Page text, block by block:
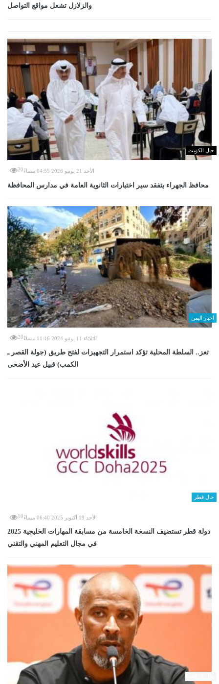
والزلازل تشعل مواقع التواصل
حال الكويت
الأحد 21 يونيو 2026 04:55 مساءً 20
محافظ الجهراء يتفقد سير اختبارات الثانوية العامة في مدارس المحافظة
اخبار اليمن
الثلاثاء 11 يونيو 2024 11:16 مساءً 20
تعز.. السلطة المحلية تؤكد استمرار التجهيزات لفتح طريق (جولة القصر ـ
الكمب) قبيل عيد الأضحى
حال قطر
الأحد 19 أكتوبر 2025 06:40 مساءً 10
دولة قطر تستضيف النسخة الخامسة من مسابقة المهارات الخليجية 2025
في مجال التعليم المهني والتقني